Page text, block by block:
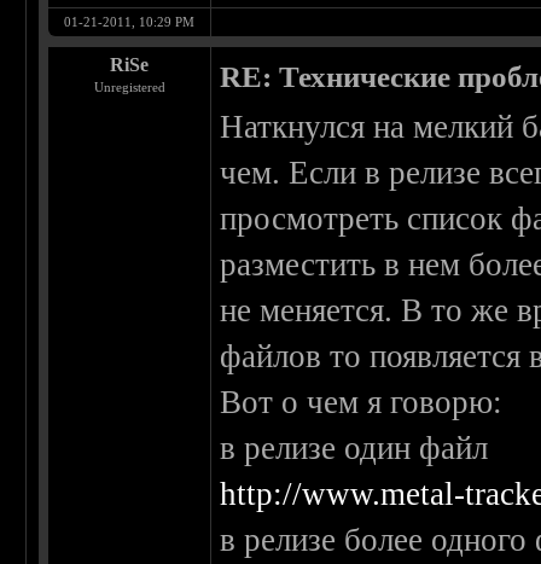
01-21-2011, 10:29 PM
RiSe
Unregistered RE: Технические
Наткнулся на мелкий
чем. Если в релизе
просмотреть список
разместить в нем
не меняется. В то же
файлов то
Вот о чем я говорю:
в релизе один файл
http://www.metal-
в релизе более